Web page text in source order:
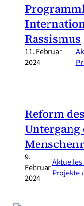
Rassismus
11. Februar
2024
Reform
Untergang
9.
Februar
2024
Projekte